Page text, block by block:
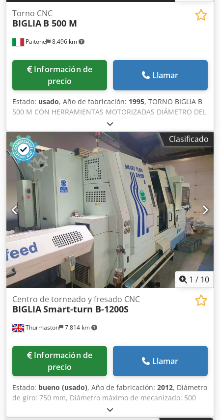
Paitone 8.496 km
Torno CNC
BIGLIA B 500 M
Información de
precio
Llamar
Estado: usado, Año de fabricación: 1995, TORNO BIGLIA B
500 M CON HERRAMIENTAS MOTORIZADAS DIÁMETRO DEL
PLATO: 210 mm DIÁMETRO MÁXIMO DE TRABAJO DESDE
BARRA: 70 mm LONGITUD MÁXIMA DE TRABAJO: 500 mm
RECORRIDOS: X: 220 mm Z: 500 mm Y (contrapunto): 600
mm ACCESORIOS: 2 HERRAMIENTAS MOTORIZADAS
BASCULANTES MARCA ALBERTI 2 HERRAMIENTAS
MOTORIZADAS RADIALES 3 HERRAMIENTAS MOTORIZADAS
AXIALES VARIOS PORTAHERRAMIENTAS FIJOS Crjdpfey A
Eanjx Agrof EXTRACTOR DE VIRUTAS COMPLETO CON
DOCUMENTACIÓN MÁQUINA EN PERFECTAS CONDICIONES
AÑO: 1995
Clasificado
1 / 10
Thurmaston 7.814 km
Centro de torneado y fresado CNC
BIGLIASmart-turn B-1200S
Información de
precio
Llamar
Estado: bueno (usado), Año de fabricación: 2012, Diámetro
de giro: 750 mm, Diámetro máximo de mecanizado: 500
mm, Longitud máxima de torneado: 1300 mm, Husillo